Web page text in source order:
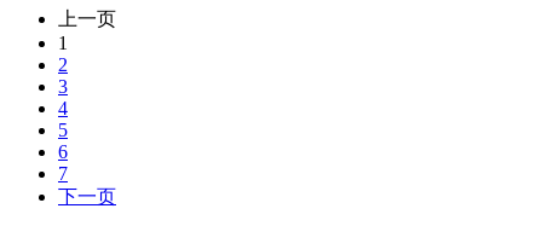
上一页
1
2
3
4
5
6
7
下一页